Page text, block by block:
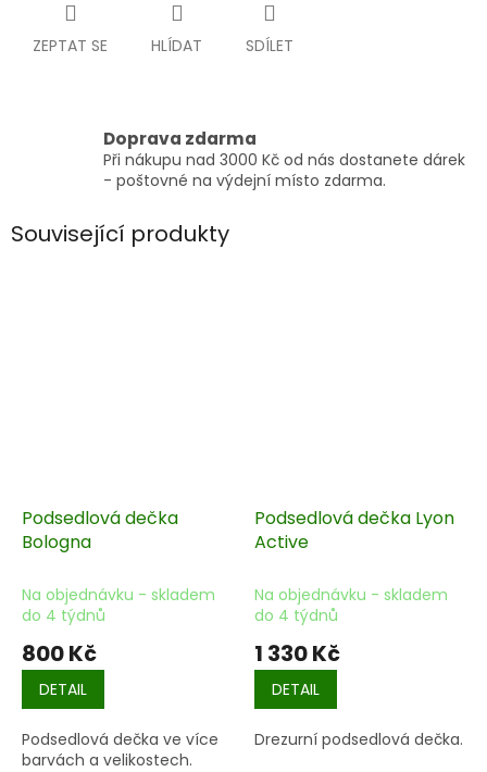
ZEPTAT SE HLÍDAT SDÍLET
Doprava zdarma
Při nákupu nad 3000 Kč od nás dostanete dárek
- poštovné na výdejní místo zdarma.
Související produkty
Podsedlová dečka
Bologna
Na objednávku - skladem
do 4 týdnů
800 Kč
DETAIL
Podsedlová dečka ve více
barvách a velikostech.
Podsedlová dečka Lyon
Active
Na objednávku - skladem
do 4 týdnů
1 330 Kč
DETAIL
Drezurní podsedlová dečka.